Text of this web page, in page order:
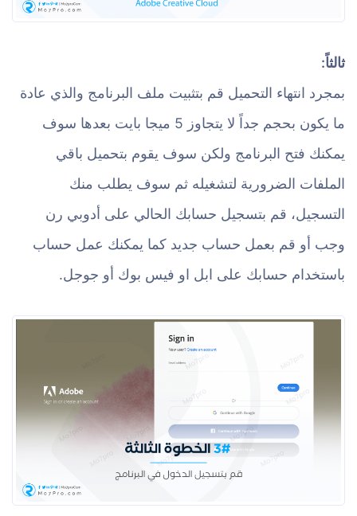
ثالثاً:
بمجرد انتهاء التحميل قم بتثبيت ملف البرنامج والذي عادة
ما يكون بحجم جداً لا يتجاوز 5 ميجا بايت بعدها سوف
يمكنك فتح البرنامج ولكن سوف يقوم بتحميل باقي
الملفات الضرورية لتشغيله ثم سوف يطلب منك
التسجيل، قم بتسجيل حسابك الحالي على أدوبي رن
وجب أو قم بعمل حساب جديد كما يمكنك عمل حساب
باستخدام حسابك على ابل او فيس بوك أو جوجل.